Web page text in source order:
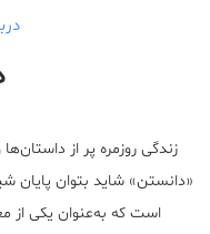
زندگی روزمره پر از
«دانستن» شاید بتوان پایان
است که به‌عنوان یکی از